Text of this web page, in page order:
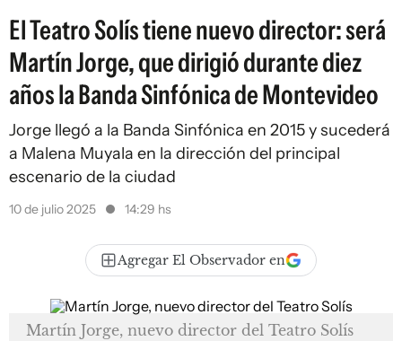
El Teatro Solís tiene nuevo director: será
Martín Jorge, que dirigió durante diez
años la Banda Sinfónica de Montevideo
Jorge llegó a la Banda Sinfónica en 2015 y sucederá
a Malena Muyala en la dirección del principal
escenario de la ciudad
10 de julio 2025 14:29 hs
Agregar El Observador en
Martín Jorge, nuevo director del Teatro Solís